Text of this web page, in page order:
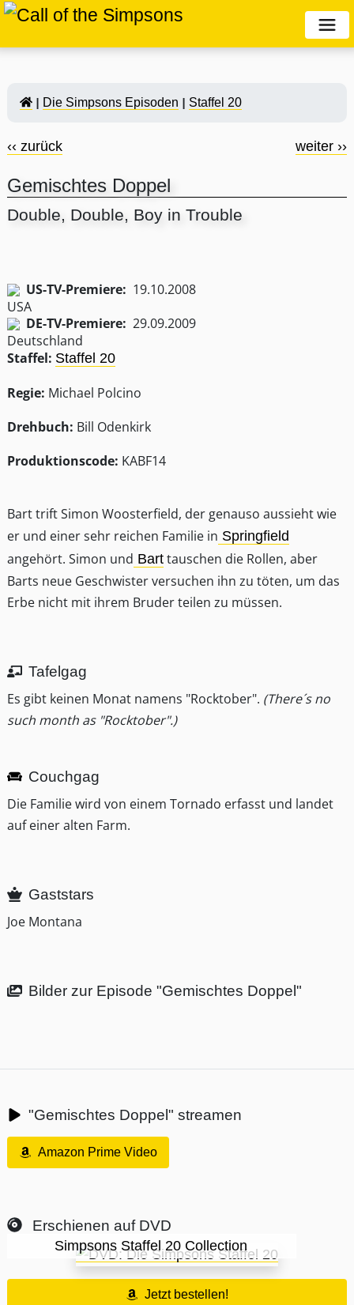
Die Simpsons Episoden Staffel 20
‹‹ zurück weiter ››
Gemischtes Doppel
Double, Double, Boy in Trouble
US-TV-Premiere: 19.10.2008
DE-TV-Premiere: 29.09.2009
Staffel: Staffel 20
Regie: Michael Polcino
Drehbuch: Bill Odenkirk
Produktionscode: KABF14
Bart trift Simon Woosterfield, der genauso aussieht wie
er und einer sehr reichen Familie in Springfield
angehört. Simon und Bart tauschen die Rollen, aber
Barts neue Geschwister versuchen ihn zu töten, um das
Erbe nicht mit ihrem Bruder teilen zu müssen.
Tafelgag
Es gibt keinen Monat namens "Rocktober". (There´s no
such month as "Rocktober".)
Couchgag
Die Familie wird von einem Tornado erfasst und landet
auf einer alten Farm.
Gaststars
Joe Montana
Bilder zur Episode "Gemischtes Doppel"
"Gemischtes Doppel" streamen
Amazon Prime Video
Erschienen auf DVD
Simpsons Staffel 20 Collection
Jetzt bestellen!